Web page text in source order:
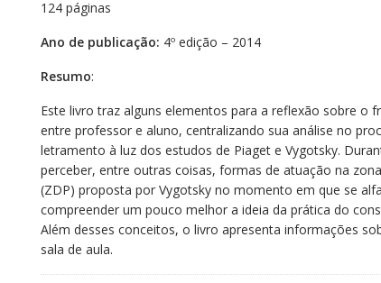
124 páginas
Ano de publicação: 4º edição – 2014
Resumo:
Este livro traz alguns elementos para a reflexão sobre o
entre professor e aluno, centralizando sua análise no
letramento à luz dos estudos de Piaget e Vygotsky.
perceber, entre outras coisas, formas de atuação na
(ZDP) proposta por Vygotsky no momento em que se
compreender um pouco melhor a ideia da prática do
Além desses conceitos, o livro apresenta informações
sala de aula.